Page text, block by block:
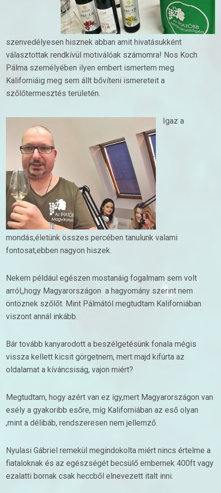
szenvedélyesen hisznek abban amit hivatásukként
választottak rendkívül motiválóak számomra! Nos Koch
Pálma személyében ilyen embert ismertem meg.
Kaliforniáig meg sem állt bővíteni ismereteit a
szőlőtermesztés területén.
Igaz a
mondás,életünk összes percében tanulunk valami
fontosat,ebben nagyon hiszek.
Nekem például egészen mostanáig fogalmam sem volt
arról,,hogy Magyarországon a hagyomány szerint nem
öntöznek szőlőt. Mint Pálmától megtudtam Kaliforniában
viszont annál inkább.
Bár tovább kanyarodott a beszélgetésünk fonala mégis
vissza kellett kicsit görgetnem, mert majd kifúrta az
oldalamat a kíváncsiság, vajon miért?
Megtudtam, hogy azért van ez így,mert Magyarországon van
esély a gyakoribb esőre, míg Kaliforniában az eső olyan
,mint a délibáb, rendszeresen nem jellemző.
Nyulasi Gábriel remekül megindokolta miért nincs értelme a
fiataloknak és az egészségét becsülő embernek 400ft vagy
ezalatti bornak csak heccből elnevezett italt inni.